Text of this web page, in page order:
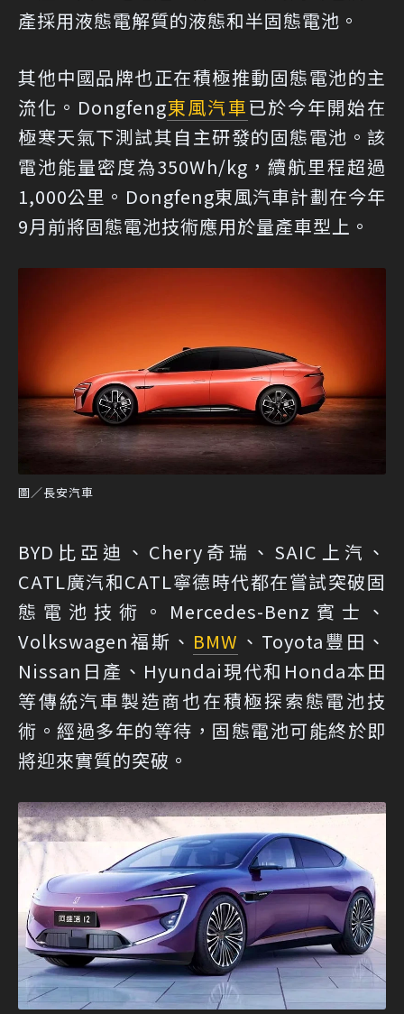
產採用液態電解質的液態和半固態電池。
其他中國品牌也正在積極推動固態電池的主
流化。Dongfeng東風汽車已於今年開始在
極寒天氣下測試其自主研發的固態電池。該
電池能量密度為350Wh/kg，續航里程超過
1,000公里。Dongfeng東風汽車計劃在今年
9月前將固態電池技術應用於量產車型上。
圖／長安汽車
BYD比亞迪、Chery奇瑞、SAIC上汽、
CATL廣汽和CATL寧德時代都在嘗試突破固
態電池技術。Mercedes-Benz賓士、
Volkswagen福斯、 BMW 、Toyota豐田、
Nissan日產、Hyundai現代和Honda本田
等傳統汽車製造商也在積極探索態電池技
術。經過多年的等待，固態電池可能終於即
將迎來實質的突破。